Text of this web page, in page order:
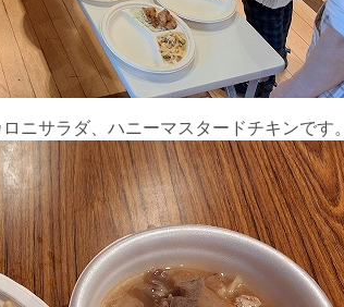
ニサラダ、ハニーマスタードチキンです。